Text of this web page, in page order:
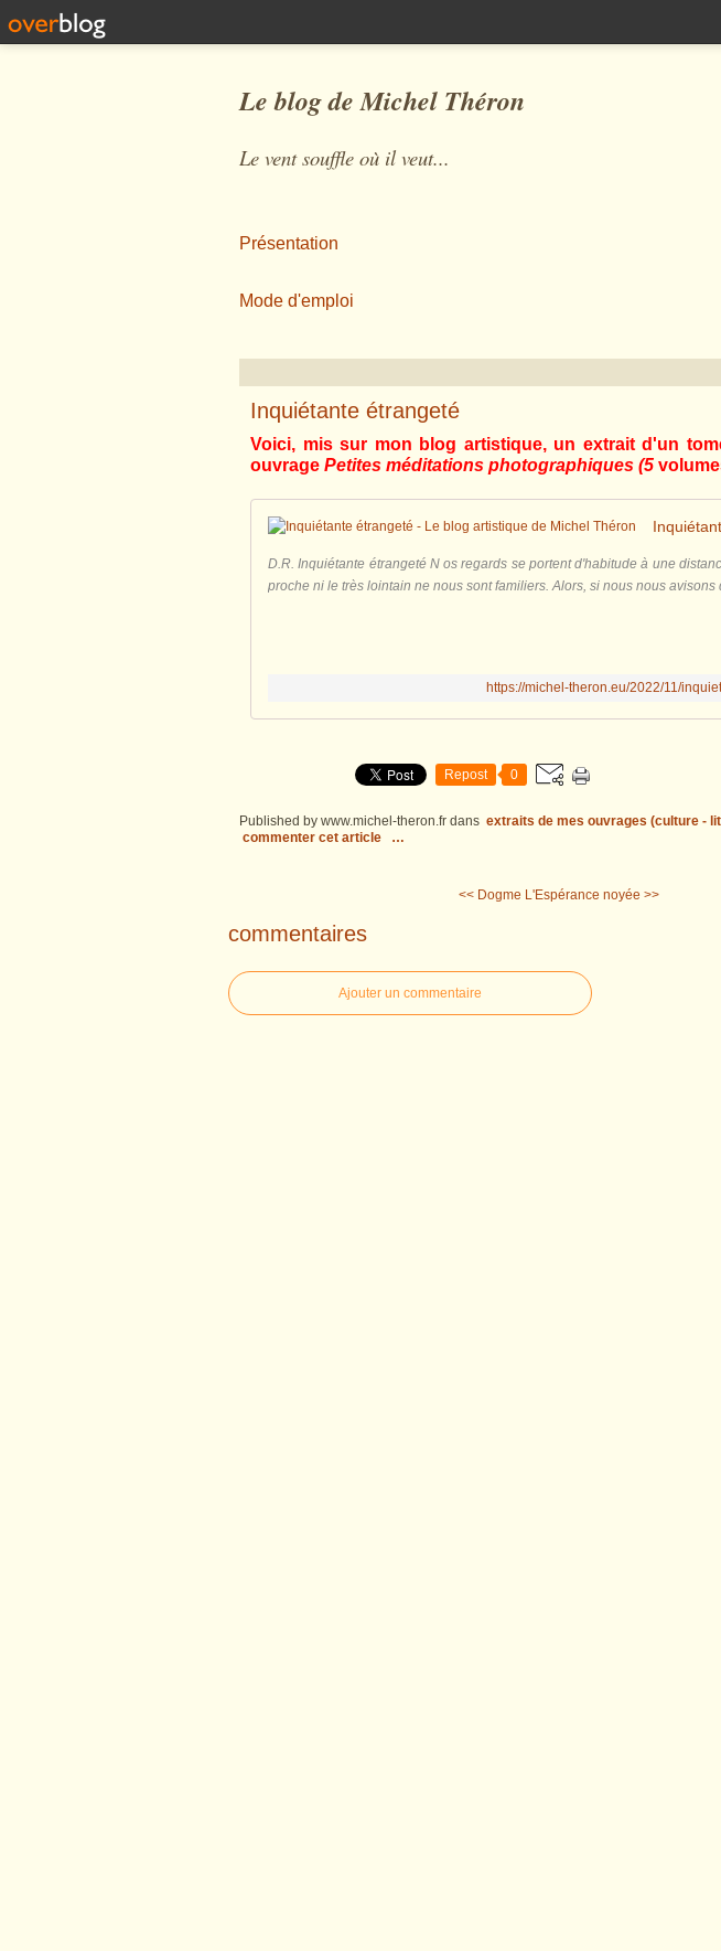
Le blog de Michel Théron
Le vent souffle où il veut...
Présentation
Mode d'emploi
Inquiétante étrangeté
Voici, mis sur mon blog artistique, un extrait d'un
ouvrage Petites méditations photographiques (5
D.R. Inquiétante étrangeté N os regards se portent d'habitude à une
proche ni le très lointain ne nous sont familiers. Alors, si nous nous avisons
https://michel-theron.eu/2022/11/
Repost 0
Published by www.michel-theron.fr dans extraits de mes ouvrages (culture -
commenter cet article
…
<< Dogme L'Espérance noyée >>
commentaires
Ajouter un commentaire